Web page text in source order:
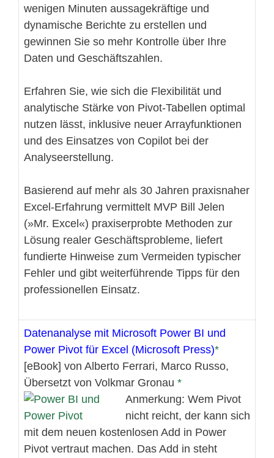
wenigen Minuten aussagekräftige und
dynamische Berichte zu erstellen und
gewinnen Sie so mehr Kontrolle über Ihre
Daten und Geschäftszahlen.
Erfahren Sie, wie sich die Flexibilität und
analytische Stärke von Pivot-Tabellen optimal
nutzen lässt, inklusive neuer Arrayfunktionen
und des Einsatzes von Copilot bei der
Analyseerstellung.
Basierend auf mehr als 30 Jahren praxisnaher
Excel-Erfahrung vermittelt MVP Bill Jelen
(»Mr. Excel«) praxiserprobte Methoden zur
Lösung realer Geschäftsprobleme, liefert
fundierte Hinweise zum Vermeiden typischer
Fehler und gibt weiterführende Tipps für den
professionellen Einsatz.
Datenanalyse mit Microsoft Power BI und
Power Pivot für Excel (Microsoft Press)
[eBook] von Alberto Ferrari, Marco Russo,
Übersetzt von Volkmar Gronau
Anmerkung: Wem Pivot
nicht reicht, der kann sich
mit dem neuen kostenlosen Add in Power
Pivot vertraut machen. Das Add in steht